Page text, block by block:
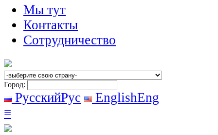
Мы тут
Контакты
Сотрудничество
Город:
РусскийРус EnglishEng
≡